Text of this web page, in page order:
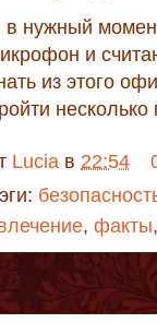
в нужный
и
из этого
Lucia в 22:54
, факты